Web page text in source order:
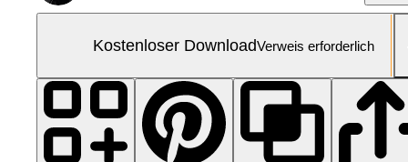
Kostenloser DownloadVerweis erforderlich